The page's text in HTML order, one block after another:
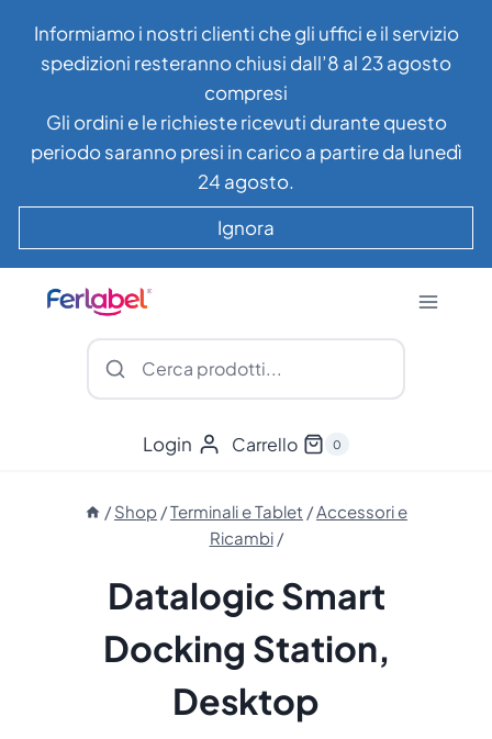
contenuto
Informiamo i nostri clienti che gli uffici e il servizio
spedizioni resteranno chiusi dall’8 al 23 agosto
compresi
Gli ordini e le richieste ricevuti durante questo
periodo saranno presi in carico a partire da lunedì
24 agosto.
Ignora
Login Carrello 0
/ Shop /Terminali e Tablet /Accessori e
Ricambi /
Datalogic Smart
Docking Station,
Desktop